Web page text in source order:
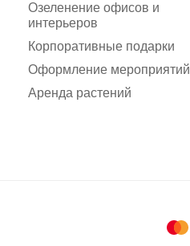
Озеленение офисов и
интерьеров
Корпоративные подарки
Оформление мероприятий
Аренда растений